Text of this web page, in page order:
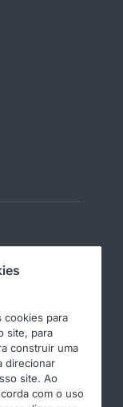
cookies para
site, para
construir uma
direcionar
site. Ao
com o uso